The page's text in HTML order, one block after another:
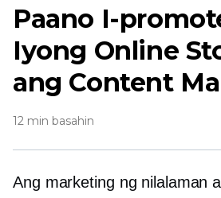
Paano I-
Iyong Online
ang Content
12 min basahin
Ang marketing ng nilalaman